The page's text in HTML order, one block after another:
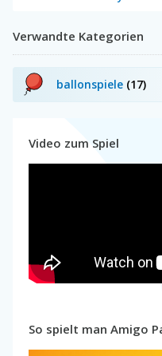
Verwandte Kategorien
ballonspiele (17)
Video zum Spiel
So spielt man Amigo